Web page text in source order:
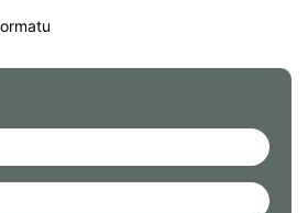
teleskopiniai keltuvai
keltuvai
automobilio bazės